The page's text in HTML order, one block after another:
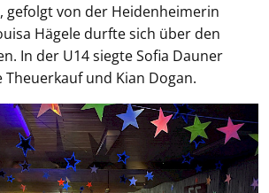
gefolgt von der Heidenheimerin
Hägele durfte sich über den
In der U14 siegte Sofia Dauner
und Kian Dogan.